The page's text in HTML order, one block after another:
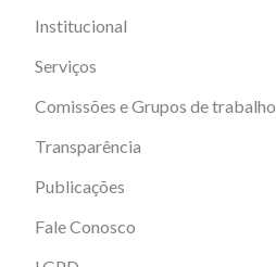
Institucional
Serviços
Comissões e Grupos de trabalho
Transparência
Publicações
Fale Conosco